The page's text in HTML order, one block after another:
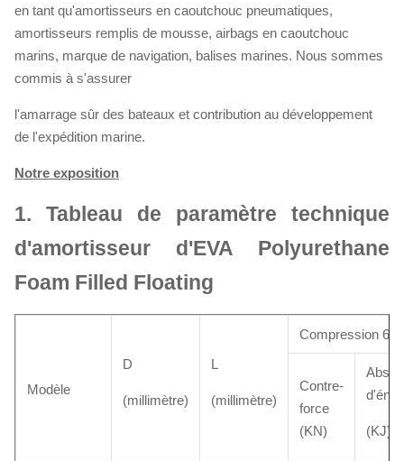
en tant qu'amortisseurs en caoutchouc pneumatiques,
amortisseurs remplis de mousse, airbags en caoutchouc
marins, marque de navigation, balises marines. Nous sommes
commis à s'assurer
l'amarrage sûr des bateaux et contribution au développement
de l'expédition marine.
Notre exposition
1. Tableau de paramètre technique
d'amortisseur d'EVA Polyurethane
Foam Filled Floating
Modèle
D
(millimètre)
L
(millimètre)
Compression
Contre-
force
(KN)
(KJ)